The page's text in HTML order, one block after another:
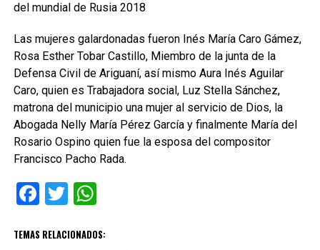
del mundial de Rusia 2018
Las mujeres galardonadas fueron Inés María Caro Gámez,
Rosa Esther Tobar Castillo, Miembro de la junta de la
Defensa Civil de Ariguaní, así mismo Aura Inés Aguilar
Caro, quien es Trabajadora social, Luz Stella Sánchez,
matrona del municipio una mujer al servicio de Dios, la
Abogada Nelly María Pérez García y finalmente María del
Rosario Ospino quien fue la esposa del compositor
Francisco Pacho Rada.
Facebook
TwitterWhatsApp
TEMAS RELACIONADOS: